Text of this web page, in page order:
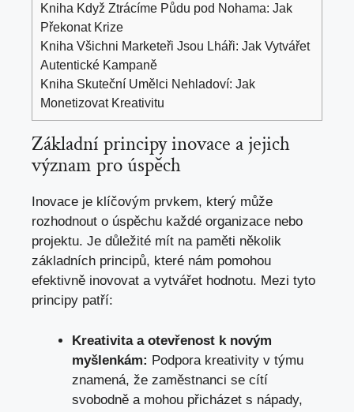
Kniha Když Ztrácíme Půdu pod Nohama: Jak
Překonat Krize
Kniha Všichni Marketeři Jsou Lháři: Jak Vytvářet
Autentické Kampaně
Kniha Skuteční Umělci Nehladoví: Jak
Monetizovat Kreativitu
Základní principy inovace a jejich
význam pro úspěch
Inovace je klíčovým prvkem, který může
rozhodnout o úspěchu každé organizace nebo
projektu. Je důležité mít na paměti několik
základních principů, které nám pomohou
efektivně inovovat a vytvářet hodnotu. Mezi tyto
principy patří:
Kreativita a otevřenost k novým
myšlenkám: Podpora kreativity v týmu
znamená, že zaměstnanci se cítí
svobodně a mohou přicházet s nápady,